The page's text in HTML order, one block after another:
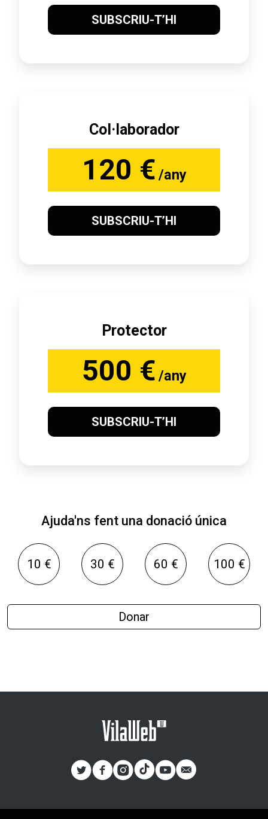
SUBSCRIU-T’HI
Col·laborador
120 € /any
SUBSCRIU-T’HI
Protector
500 € /any
SUBSCRIU-T’HI
Ajuda'ns fent una donació única
10 € 30 € 60 € 100 €
Donar